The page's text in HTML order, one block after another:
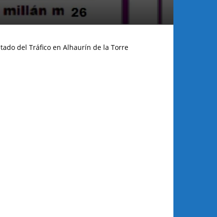
del Tráfico en Alhaurín de la Torre